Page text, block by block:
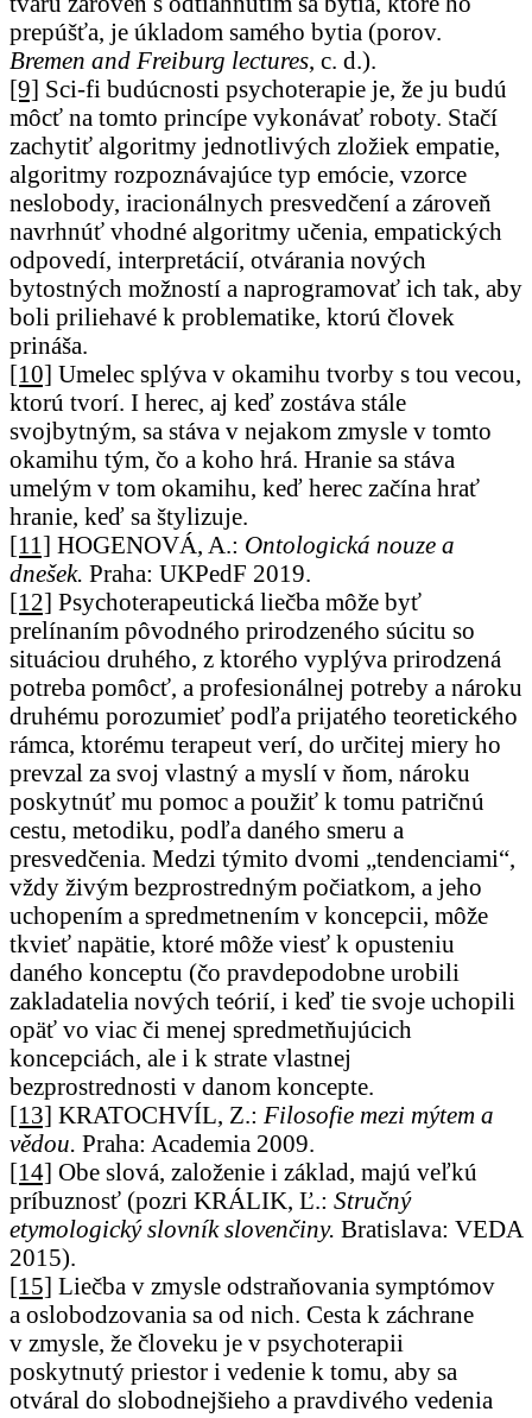
prepúšťa, je úkladom samého bytia (porov.
Bremen and Freiburg lectures, c. d.).
[9] Sci-fi budúcnosti psychoterapie je, že ju budú
môcť na tomto princípe vykonávať roboty. Stačí
zachytiť algoritmy jednotlivých zložiek empatie,
algoritmy rozpoznávajúce typ emócie, vzorce
neslobody, iracionálnych presvedčení a zároveň
navrhnúť vhodné algoritmy učenia, empatických
odpovedí, interpretácií, otvárania nových
bytostných možností a naprogramovať ich tak, aby
boli priliehavé k problematike, ktorú človek
prináša.
[10] Umelec splýva v okamihu tvorby s tou vecou,
ktorú tvorí. I herec, aj keď zostáva stále
svojbytným, sa stáva v nejakom zmysle v tomto
okamihu tým, čo a koho hrá. Hranie sa stáva
umelým v tom okamihu, keď herec začína hrať
hranie, keď sa štylizuje.
[11] HOGENOVÁ, A.: Ontologická nouze a
dnešek. Praha: UKPedF 2019.
[12] Psychoterapeutická liečba môže byť
prelínaním pôvodného prirodzeného súcitu so
situáciou druhého, z ktorého vyplýva prirodzená
potreba pomôcť, a profesionálnej potreby a nároku
druhému porozumieť podľa prijatého teoretického
rámca, ktorému terapeut verí, do určitej miery ho
prevzal za svoj vlastný a myslí v ňom, nároku
poskytnúť mu pomoc a použiť k tomu patričnú
cestu, metodiku, podľa daného smeru a
presvedčenia. Medzi týmito dvomi „tendenciami“,
vždy živým bezprostredným počiatkom, a jeho
uchopením a spredmetnením v koncepcii, môže
tkvieť napätie, ktoré môže viesť k opusteniu
daného konceptu (čo pravdepodobne urobili
zakladatelia nových teórií, i keď tie svoje uchopili
opäť vo viac či menej spredmetňujúcich
koncepciách, ale i k strate vlastnej
bezprostrednosti v danom koncepte.
[13] KRATOCHVÍL, Z.: Filosofie mezi mýtem a
vědou. Praha: Academia 2009.
[14] Obe slová, založenie i základ, majú veľkú
príbuznosť (pozri KRÁLIK, Ľ.: Stručný
etymologický slovník slovenčiny. Bratislava: VEDA
2015).
[15] Liečba v zmysle odstraňovania symptómov
a oslobodzovania sa od nich. Cesta k záchrane
v zmysle, že človeku je v psychoterapii
poskytnutý priestor i vedenie k tomu, aby sa
otváral do slobodnejšieho a pravdivého vedenia